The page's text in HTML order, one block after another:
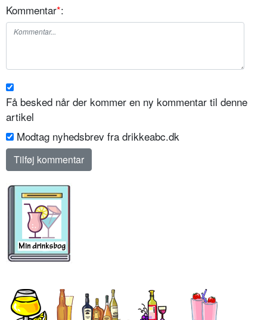
Kommentar*:
Få besked når der kommer en ny kommentar til denne
artikel
Modtag nyhedsbrev fra drikkeabc.dk